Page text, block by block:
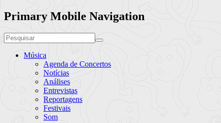
Primary Mobile Navigation
Música
Agenda de Concertos
Notícias
Análises
Entrevistas
Reportagens
Festivais
Som